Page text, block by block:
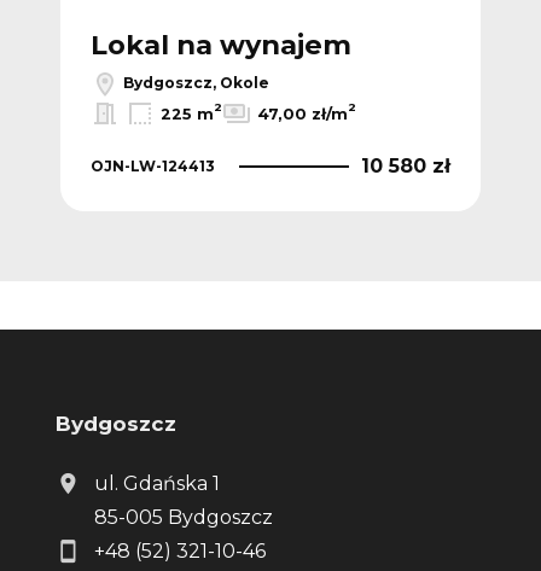
Lokal na wynajem
Bydgoszcz, Okole
225 m2 47,00 zł/m2
OJN-LW-124413 10 580 zł
Bydgoszcz
ul. Gdańska 1
85-005 Bydgoszcz
+48 (52) 321-10-46